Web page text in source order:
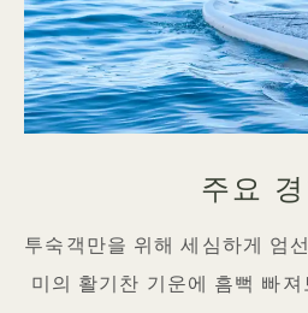
주요
투숙객만을 위해 세심하게 엄
미의 활기찬 기운에 흠뻑 빠